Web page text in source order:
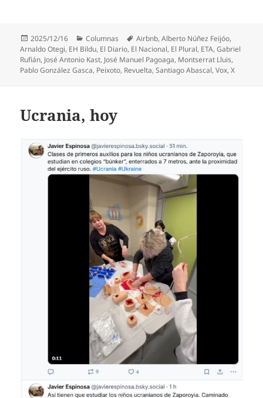
Publicado
el
2025/12/16 Categorías
Columnas Etiquetas
Airbnb,Alberto Núñez Feijóo,
Arnaldo Otegi, EH Bildu, El Diario, El Nacional, El Plural, ETA,Gabriel
Rufián, José Antonio Kast, José Manuel Pagoaga, Montserrat Lluis,
Pablo González Gasca, Peixoto, Revuelta,Santiago Abascal,Vox,X
Ucrania, hoy